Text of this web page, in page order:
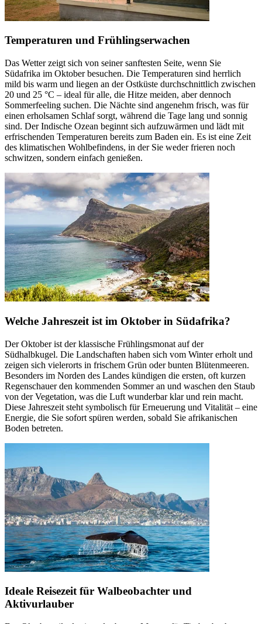
Temperaturen und Frühlingserwachen
Das Wetter zeigt sich von seiner sanftesten Seite, wenn Sie
Südafrika im Oktober besuchen. Die Temperaturen sind herrlich
mild bis warm und liegen an der Ostküste durchschnittlich zwischen
20 und 25 °C – ideal für alle, die Hitze meiden, aber dennoch
Sommerfeeling suchen. Die Nächte sind angenehm frisch, was für
einen erholsamen Schlaf sorgt, während die Tage lang und sonnig
sind. Der Indische Ozean beginnt sich aufzuwärmen und lädt mit
erfrischenden Temperaturen bereits zum Baden ein. Es ist eine Zeit
des klimatischen Wohlbefindens, in der Sie weder frieren noch
schwitzen, sondern einfach genießen.
Welche Jahreszeit ist im Oktober in Südafrika?
Der Oktober ist der klassische Frühlingsmonat auf der
Südhalbkugel. Die Landschaften haben sich vom Winter erholt und
zeigen sich vielerorts in frischem Grün oder bunten Blütenmeeren.
Besonders im Norden des Landes kündigen die ersten, oft kurzen
Regenschauer den kommenden Sommer an und waschen den Staub
von der Vegetation, was die Luft wunderbar klar und rein macht.
Diese Jahreszeit steht symbolisch für Erneuerung und Vitalität – eine
Energie, die Sie sofort spüren werden, sobald Sie afrikanischen
Boden betreten.
Ideale Reisezeit für Walbeobachter und
Aktivurlauber